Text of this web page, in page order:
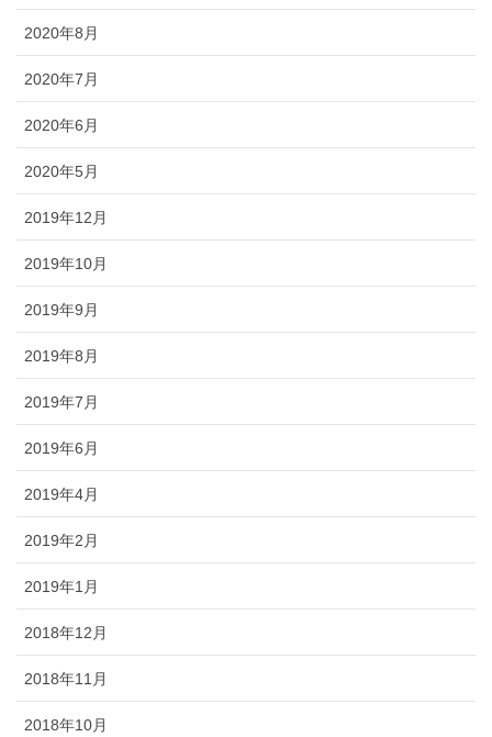
2020年8月
2020年7月
2020年6月
2020年5月
2019年12月
2019年10月
2019年9月
2019年8月
2019年7月
2019年6月
2019年4月
2019年2月
2019年1月
2018年12月
2018年11月
2018年10月